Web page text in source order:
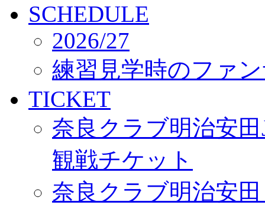
SCHEDULE
2026/27
練習見学時のファ
TICKET
奈良クラブ明治安
観戦チケット
奈良クラブ明治安